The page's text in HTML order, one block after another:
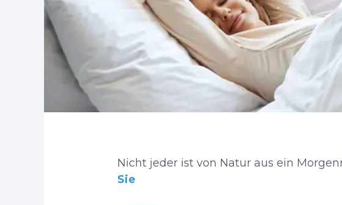
Nicht jeder ist von Natur aus ein
Sie